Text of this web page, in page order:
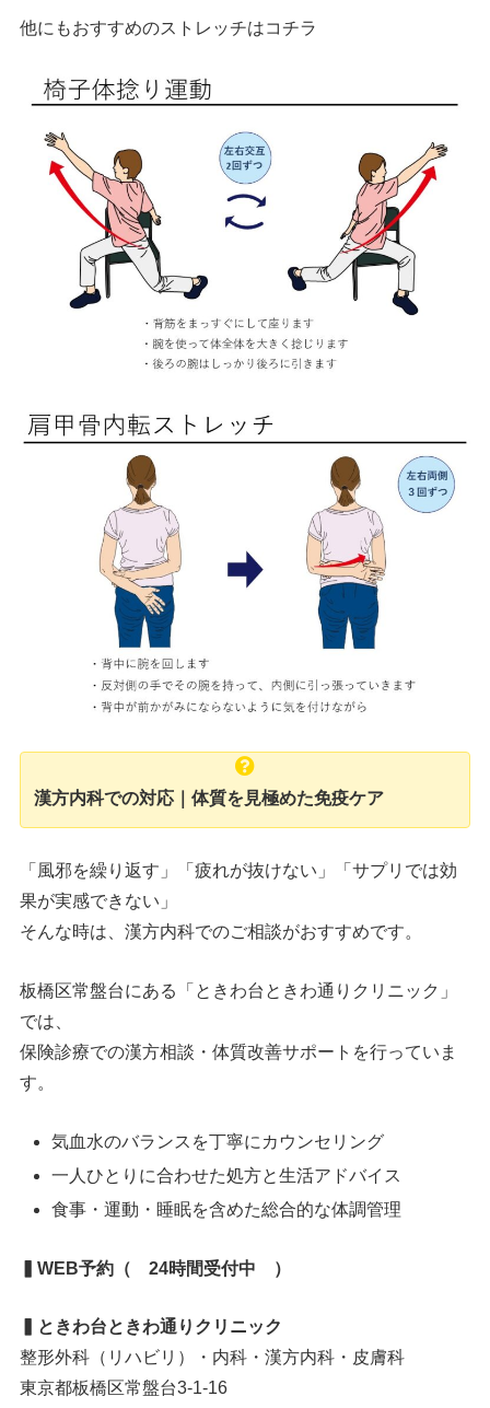
他にもおすすめのストレッチはコチラ
漢方内科での対応｜体質を見極めた免疫ケア
「風邪を繰り返す」「疲れが抜けない」「サプリでは効
果が実感できない」
そんな時は、漢方内科でのご相談がおすすめです。
板橋区常盤台にある「ときわ台ときわ通りクリニック」
では、
保険診療での漢方相談・体質改善サポートを行っていま
す。
気血水のバランスを丁寧にカウンセリング
一人ひとりに合わせた処方と生活アドバイス
食事・運動・睡眠を含めた総合的な体調管理
▍WEB予約（ 24時間受付中 ）
▍ときわ台ときわ通りクリニック
整形外科（リハビリ）・内科・漢方内科・皮膚科
東京都板橋区常盤台3-1-16